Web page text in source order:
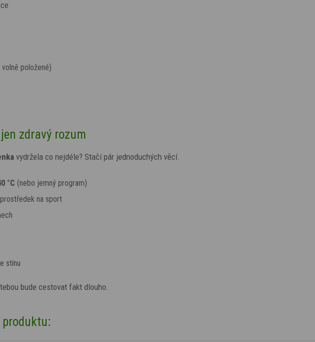
položené)
zdravý rozum
vydržela co nejdéle? Stačí pár jednoduchých věcí.
°C (nebo jemný program)
na sport
stínu
bude cestovat fakt dlouho.